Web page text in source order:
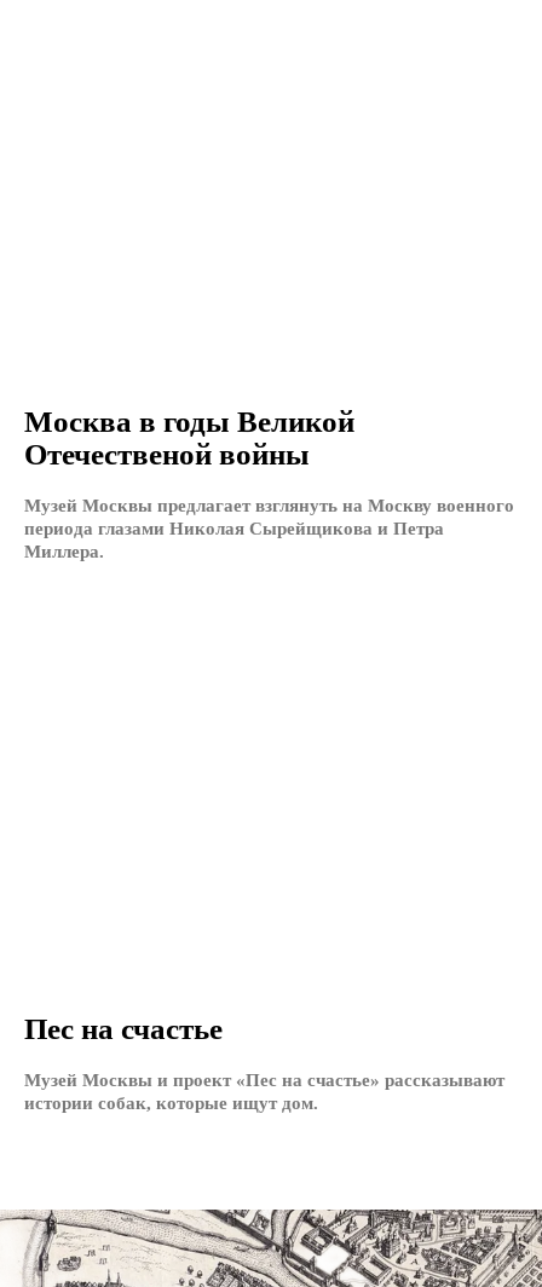
Москва в годы Великой
Отечественой войны
Музей Москвы предлагает взглянуть на Москву военного
периода глазами Николая Сырейщикова и Петра
Миллера.
Пес на счастье
Музей Москвы и проект «Пес на счастье» рассказывают
истории собак, которые ищут дом.